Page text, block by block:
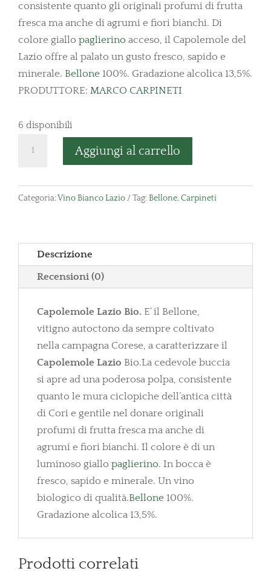
consistente quanto gli originali profumi di frutta
fresca ma anche di agrumi e fiori bianchi. Di
colore giallo paglierino acceso, il Capolemole del
Lazio offre al palato un gusto fresco, sapido e
minerale. Bellone 100%. Gradazione alcolica 13,5%.
PRODUTTORE: MARCO CARPINETI
6 disponibili
Lazio
Aggiungi al carrello
Categoria:Vino Bianco Lazio Tag: Bellone, Carpineti
Descrizione
Recensioni (0)
Capolemole Lazio Bio. E’ il Bellone,
vitigno autoctono da sempre coltivato
nella campagna Corese, a caratterizzare il
Capolemole Lazio Bio.La cedevole buccia
si apre ad una poderosa polpa, consistente
quanto le mura ciclopiche dell’antica città
di Cori e gentile nel donare originali
profumi di frutta fresca ma anche di
agrumi e fiori bianchi. Il colore è di un
luminoso giallo paglierino. In bocca è
fresco, sapido e minerale. Un vino
biologico di qualità.Bellone 100%.
Gradazione alcolica 13,5%.
Prodotti correlati